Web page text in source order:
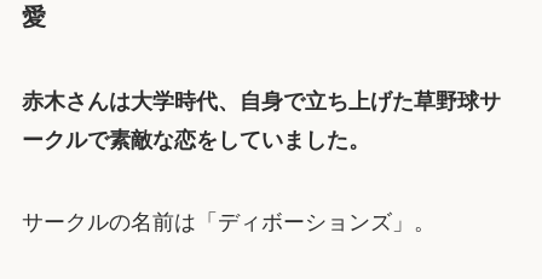
愛
赤木さんは大学時代、自身で立ち上げた草野球サ
ークルで素敵な恋をしていました。
サークルの名前は「ディボーションズ」。